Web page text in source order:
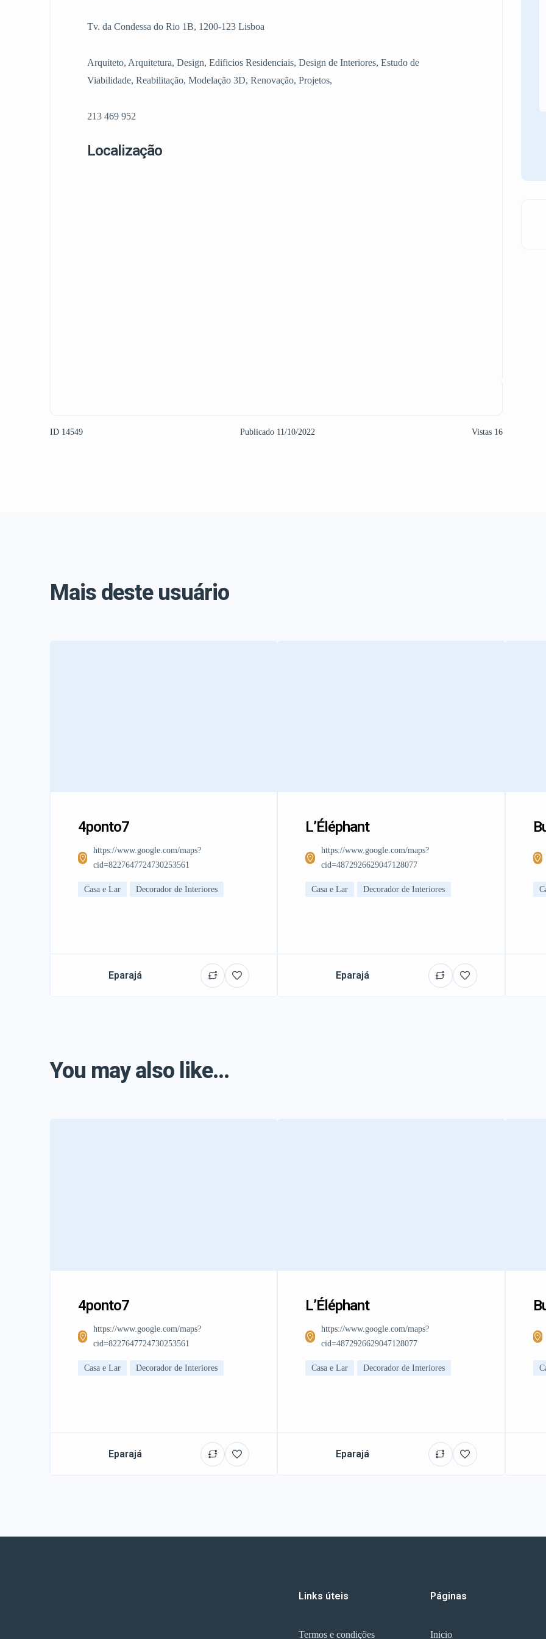
Tv. da Condessa do Rio 1B, 1200-123 Lisboa
Arquiteto, Arquitetura, Design, Edificios Residenciais, Design de Interiores, Estudo de
Viabilidade, Reabilitação, Modelação 3D, Renovação, Projetos,
213 469 952
Localização
ID 14549 Publicado 11/10/2022 Vistas 16
Mais deste usuário
4ponto7
https://www.google.com/maps?
cid=8227647724730253561
Casa e Lar Decorador de Interiores
Eparajá
L’Éléphant
https://www.google.com/maps?
cid=4872926629047128077
Casa e Lar Decorador de Interiores
Eparajá
You may also like...
4ponto7
https://www.google.com/maps?
cid=8227647724730253561
Casa e Lar Decorador de Interiores
Eparajá
L’Éléphant
https://www.google.com/maps?
cid=4872926629047128077
Casa e Lar Decorador de Interiores
Eparajá
Links úteis
Termos e condições
Páginas
Inicio